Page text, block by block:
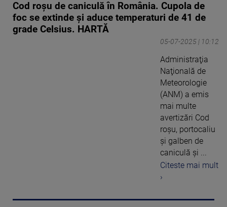
Cod roșu de caniculă în România. Cupola de
foc se extinde și aduce temperaturi de 41 de
grade Celsius. HARTĂ
05-07-2025 | 10:12
Administraţia
Naţională de
Meteorologie
(ANM) a emis
mai multe
avertizări Cod
roșu, portocaliu
și galben de
caniculă şi ...
Citeste mai mult
›